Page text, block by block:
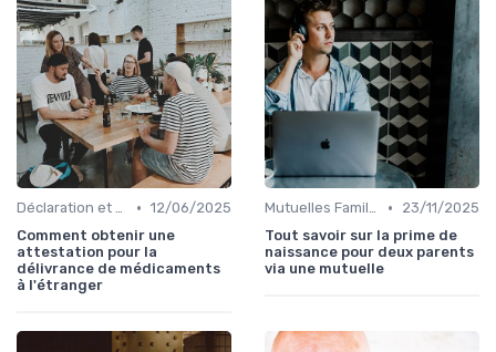
Déclaration et Remboursement • 12/06/2025
Comment obtenir une
attestation pour la
délivrance de médicaments
à l'étranger
Mutuelles Familiales •
23/11/2025
Tout savoir sur la prime de
naissance pour deux parents
via une mutuelle